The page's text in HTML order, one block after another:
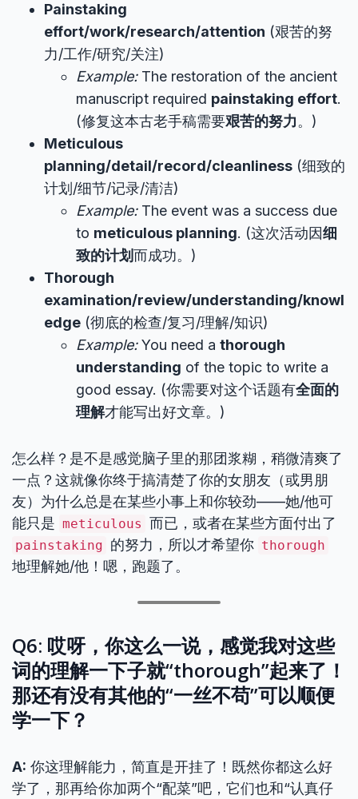
Painstaking
effort/work/research/attention (艰苦的努
力/工作/研究/关注)
Example:The restoration of the ancient
manuscript required painstaking effort.
(修复这本古老手稿需要艰苦的努力。)
Meticulous
planning/detail/record/cleanliness (细致的
计划/细节/记录/清洁)
Example:The event was a success due
to meticulous planning. (这次活动因细
致的计划而成功。)
Thorough
examination/review/understanding/knowl
edge (彻底的检查/复习/理解/知识)
Example:You need a thorough
understanding of the topic to write a
good essay. (你需要对这个话题有全面的
理解才能写出好文章。)
怎么样？是不是感觉脑子里的那团浆糊，稍微清爽了
一点？这就像你终于搞清楚了你的女朋友（或男朋
友）为什么总是在某些小事上和你较劲——她/他可
能只是 meticulous 而已，或者在某些方面付出了
painstaking 的努力，所以才希望你 thorough
地理解她/他！嗯，跑题了。
Q6: 哎呀，你这么一说，感觉我对这些
词的理解一下子就“thorough”起来了！
那还有没有其他的“一丝不苟”可以顺便
学一下？
A: 你这理解能力，简直是开挂了！既然你都这么好
学了，那再给你加两个“配菜”吧，它们也和“认真仔